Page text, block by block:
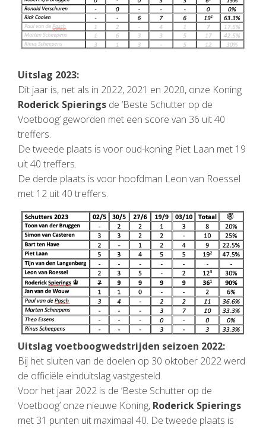
Uitslag 2023:
Dit jaar is, net als in 2022, 2021 en 2020, onze Koning
Roderick Spierings de ‘Beste Schutter op de
Voetboog’ geworden met een score van 36 uit 40
treffers.
De tweede plaats is voor oud-koning Piet Laan met 19
uit 40 treffers.
De derde plaats is voor hoofdman Leon van Roessel
met 12 uit 40 treffers.
Uitslag voetboogwedstrijden seizoen 2022:
Bij het sluiten van de doelen op 30 oktober 2022 werd
de officiële einduitslag vastgesteld.
Voor het jaar 2022 is de ‘Beste Schutter op de
Voetboog’ onze nieuwe Koning, Roderick Spierings
met 31 punten uit maximaal 40. De tweede plaats is